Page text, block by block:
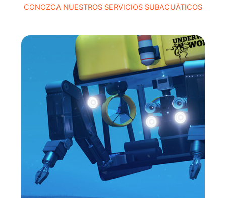
CONOZCA NUESTROS SERVICIOS SUBACUÀTICOS